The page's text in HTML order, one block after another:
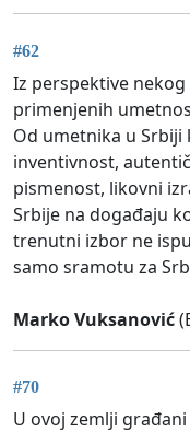
#62
Iz perspektive
primenjenih
Od umetnika u
inventivnost,
pismenost, likovni
Srbije na događaju
trenutni izbor ne
samo sramotu za
Marko Vuksanović
#70
U ovoj zemlji